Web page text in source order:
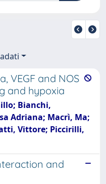
VEGF and NOS
and hypoxia
Bianchi,
Adriana; Macrì, Ma;
Vittore; Piccirilli,
and